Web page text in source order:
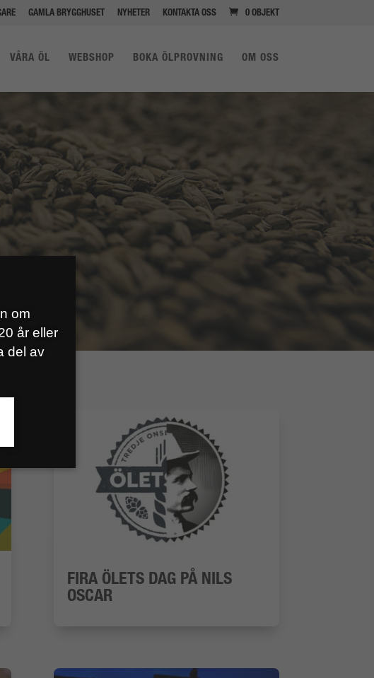
GAMLA BRYGGHUSET NYHETER KONTAKTA OSS 0 OBJEKT
VÅRA ÖL WEBSHOP BOKA ÖLPROVNING OM OSS
FIRA ÖLETS DAG PÅ NILS
OSCAR
om
år eller
del av